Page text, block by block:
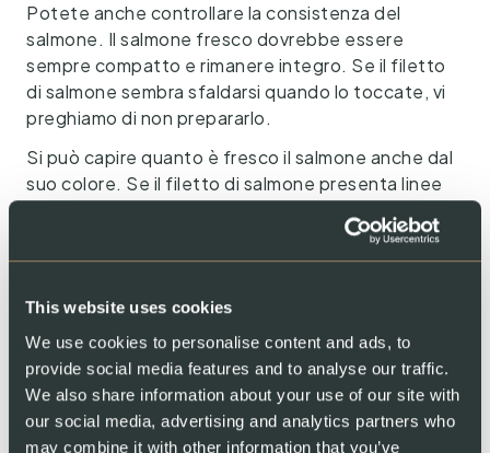
This website uses cookies
We use cookies to personalise content and ads, to
provide social media features and to analyse our traffic.
We also share information about your use of our site with
our social media, advertising and analytics partners who
may combine it with other information that you’ve
Potete anche controllare la consistenza del
salmone. Il salmone fresco dovrebbe essere
sempre compatto e rimanere integro. Se il filetto
di salmone sembra sfaldarsi quando lo toccate, vi
preghiamo di non prepararlo.
Si può capire quanto è fresco il salmone anche dal
suo colore. Se il filetto di salmone presenta linee
Sì, è possibile congelare sia il salmone fresco sia il
salmone affumicato SWISS LACHS.
6. Si può riscaldare il salmone?
Sì, di solito è possibile riscaldare il salmone.